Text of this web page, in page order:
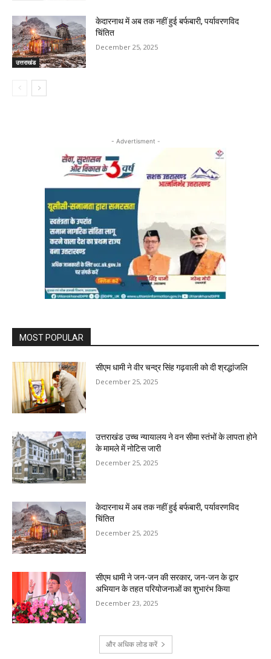
उत्तराखंड
केदारनाथ में अब तक नहीं हुई बर्फबारी, पर्यावरणविद
चिंतित
December 25, 2025
- Advertisment -
MOST POPULAR
सीएम धामी ने वीर चन्द्र सिंह गढ़वाली को दी श्रद्धांजलि
December 25, 2025
उत्तराखंड उच्च न्यायालय ने वन सीमा स्तंभों के लापता होने
के मामले में नोटिस जारी
December 25, 2025
केदारनाथ में अब तक नहीं हुई बर्फबारी, पर्यावरणविद
चिंतित
December 25, 2025
सीएम धामी ने जन-जन की सरकार, जन-जन के द्वार
अभियान के तहत परियोजनाओं का शुभारंभ किया
December 23, 2025
और अधिक लोड करें